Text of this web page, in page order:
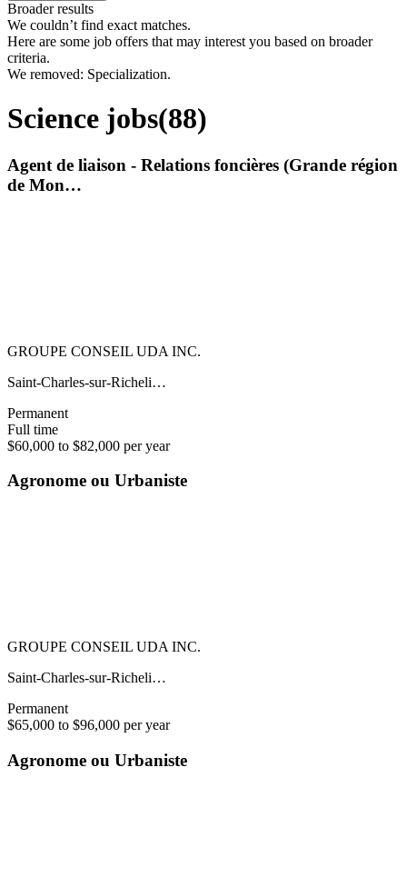
Broader results
We couldn’t find exact matches.
Here are some job offers that may interest you based on broader
criteria.
We removed: Specialization.
Science jobs(88)
Agent de liaison - Relations foncières (Grande région
de Mon…
GROUPE CONSEIL UDA INC.
Saint-Charles-sur-Richeli…
Permanent
Full time
$60,000 to $82,000 per year
Agronome ou Urbaniste
GROUPE CONSEIL UDA INC.
Saint-Charles-sur-Richeli…
Permanent
$65,000 to $96,000 per year
Agronome ou Urbaniste